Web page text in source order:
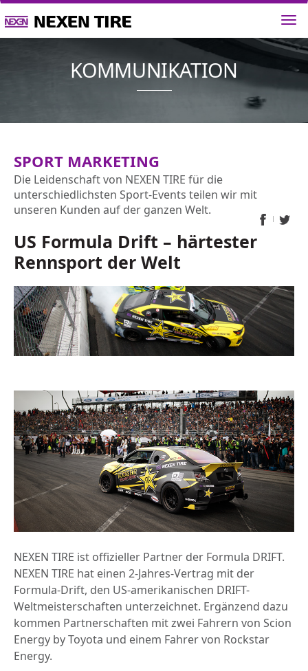
SPORT MARKETING
Die Leidenschaft von NEXEN TIRE für die
unterschiedlichsten Sport-Events teilen wir mit
unseren Kunden auf der ganzen Welt.
US Formula Drift – härtester
Rennsport der Welt
NEXEN TIRE ist offizieller Partner der Formula DRIFT.
NEXEN TIRE hat einen 2-Jahres-Vertrag mit der
Formula-Drift, den US-amerikanischen DRIFT-
Weltmeisterschaften unterzeichnet. Ergänzend dazu
kommen Partnerschaften mit zwei Fahrern von Scion
Energy by Toyota und einem Fahrer von Rockstar
Energy.